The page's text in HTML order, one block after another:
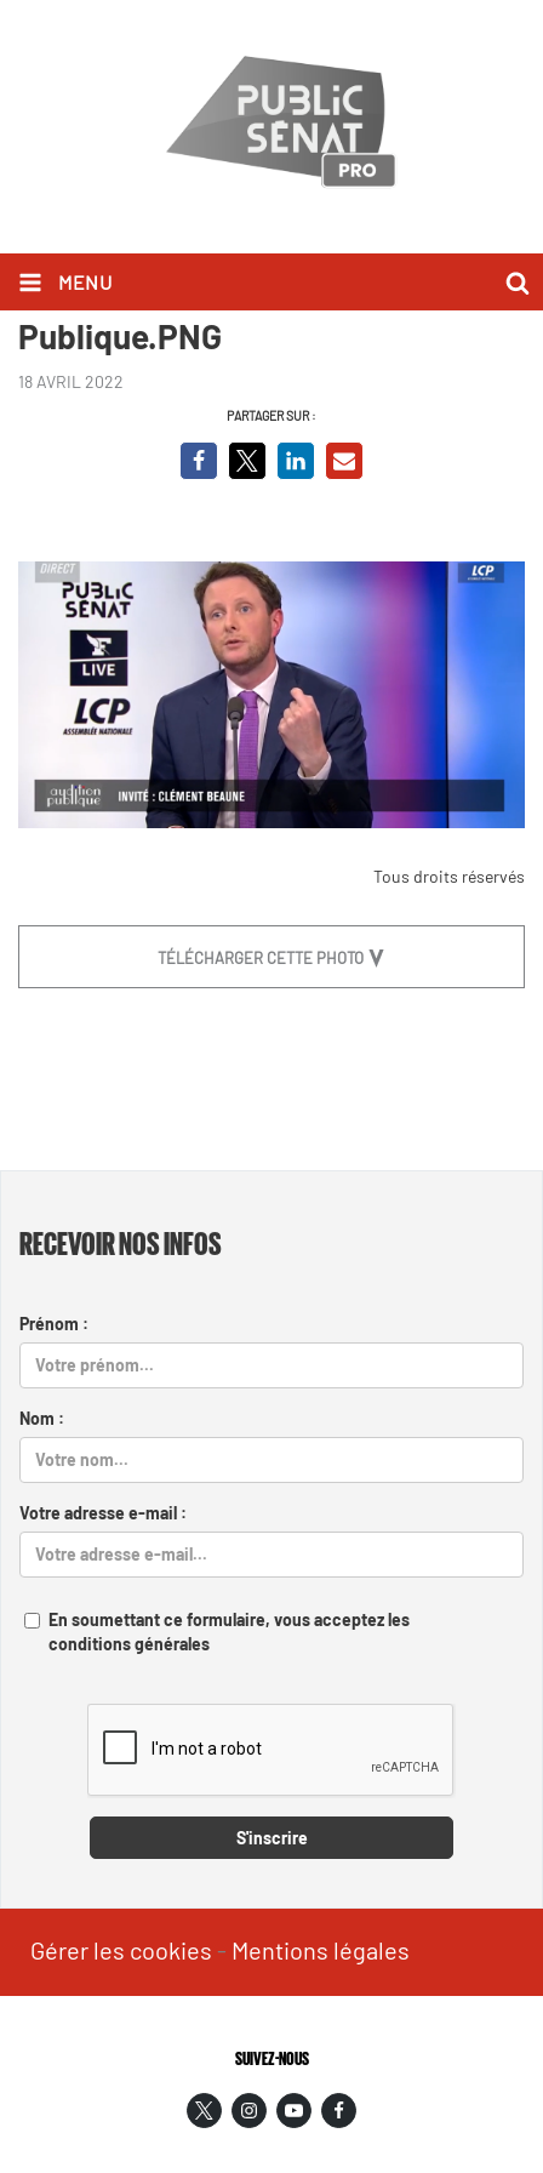
MENU
Clément BEAUNE_Audition
Publique.PNG
18 AVRIL 2022
PARTAGER SUR :
Tous droits réservés
TÉLÉCHARGER CETTE PHOTO
RECEVOIR NOS INFOS
Prénom :
Nom :
Votre adresse e-mail :
En soumettant ce formulaire, vous acceptez les
conditions générales
S'inscrire
Gérer les cookies - Mentions légales
SUIVEZ-NOUS